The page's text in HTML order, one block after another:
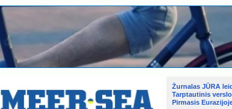
Žurnalas JŪRA
Tarptautinis
Pirmasis